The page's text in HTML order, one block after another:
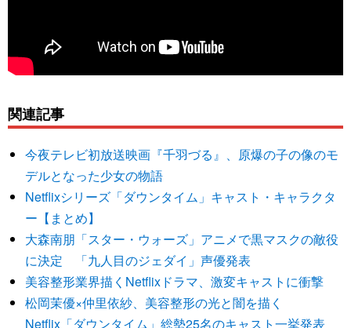
関連記事
今夜テレビ初放送映画『千羽づる』、原爆の子の像のモ
デルとなった少女の物語
Netflixシリーズ「ダウンタイム」キャスト・キャラクタ
ー【まとめ】
大森南朋「スター・ウォーズ」アニメで黒マスクの敵役
に決定 「九人目のジェダイ」声優発表
美容整形業界描くNetflixドラマ、激変キャストに衝撃
松岡茉優×仲里依紗、美容整形の光と闇を描く
Netflix「ダウンタイム」総勢25名のキャスト一挙発表